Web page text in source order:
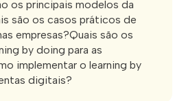
os principais modelos da
são os casos práticos de
empresas?Quais são os
by doing para as
implementar o learning by
digitais?